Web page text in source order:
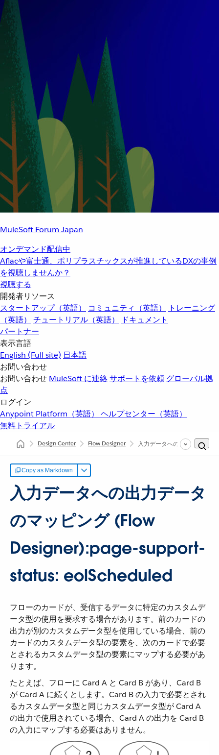
MuleSoft Forum Japan
オンデマンド配信中
Aflacや富士通、ポリプラスチックスが推進しているDXの事例
を視聴しませんか？
視聴する
開発者リソース
スタートアップ（英語）
コミュニティ（英語）
トレーニング
（英語）
チュートリアル（英語）
ドキュメント
パートナー
表示言語
English (Full site) 日本語
お問い合わせ
お問い合わせ MuleSoft に連絡サポートを依頼 グローバル拠
点
ログイン
Anypoint Platform（英語） ヘルプセンター（英語）
無料トライアル
Design Center Flow Designer 入力データへの出力データの
Copy as Markdown
入力データへの出力データ
のマッピング (Flow
Designer):page-support-
status: eolScheduled
フローのカードが、受信するデータに特定のカスタムデ
ータ型の使用を要求する場合があります。前のカードの
出力が別のカスタムデータ型を使用している場合、前の
カードのカスタムデータ型の要素を、次のカードで必要
とされるカスタムデータ型の要素にマップする必要があ
ります。
たとえば、フローに Card A と Card B があり、Card B
が Card A に続くとします。Card B の入力で必要とされ
るカスタムデータ型と同じカスタムデータ型が Card A
の出力で使用されている場合、Card A の出力を Card B
の入力にマップする必要はありません。